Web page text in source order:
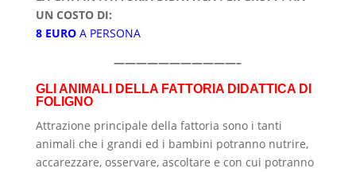
UN COSTO DI:
8 EUROA PERSONA
———————————–
GLI ANIMALI DELLA FATTORIA DIDATTICA DI
FOLIGNO
Attrazione principale della fattoria sono i tanti
animali che i grandi ed i bambini potranno nutrire,
accarezzare, osservare, ascoltare e con cui potranno